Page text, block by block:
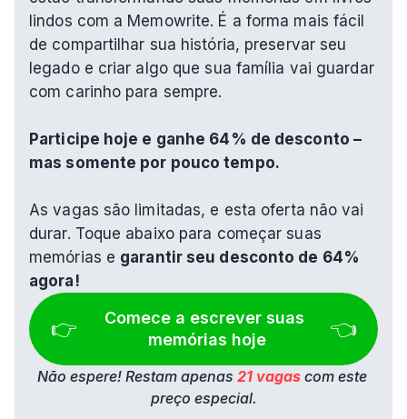
lindos com a Memowrite. É a forma mais fácil
de compartilhar sua história, preservar seu
legado e criar algo que sua família vai guardar
com carinho para sempre.
Participe hoje e ganhe 64% de desconto –
mas somente por pouco tempo.
As vagas são limitadas, e esta oferta não vai
durar. Toque abaixo para começar suas
memórias e garantir seu desconto de 64%
agora!
👉
Comece a escrever suas
memórias hoje
👈
Não espere! Restam apenas 21 vagas com este
preço especial.